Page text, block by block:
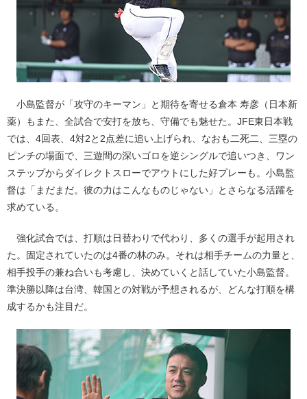
小島監督が「攻守のキーマン」と期待を寄せる倉本 寿彦（日本新
薬）もまた、全試合で安打を放ち、守備でも魅せた。JFE東日本戦
では、4回表、4対2と2点差に追い上げられ、なおも二死二、三塁の
ピンチの場面で、三遊間の深いゴロを逆シングルで追いつき、ワン
ステップからダイレクトスローでアウトにした好プレーも。小島監
督は「まだまだ。彼の力はこんなものじゃない」とさらなる活躍を
求めている。
強化試合では、打順は日替わりで代わり、多くの選手が起用され
た。固定されていたのは4番の林のみ。それは相手チームの力量と、
相手投手の兼ね合いも考慮し、決めていくと話していた小島監督。
準決勝以降は台湾、韓国との対戦が予想されるが、どんな打順を構
成するかも注目だ。